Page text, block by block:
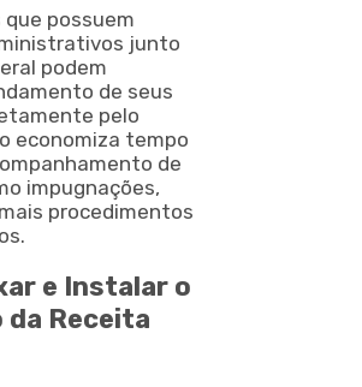
possuem
junto
podem
de seus
pelo
economiza tempo
de
impugnações,
procedimentos
e Instalar o
Receita